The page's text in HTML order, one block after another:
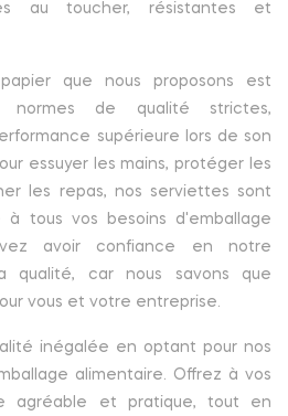
au toucher, résistantes et
que nous proposons est
normes de qualité strictes,
supérieure lors de son
essuyer les mains, protéger les
les repas, nos serviettes sont
à tous vos besoins d'emballage
avoir confiance en notre
qualité, car nous savons que
vous et votre entreprise.
inégalée en optant pour nos
alimentaire. Offrez à vos
agréable et pratique, tout en